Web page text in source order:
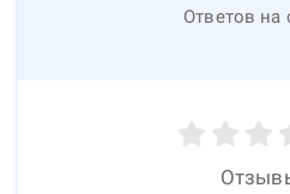
Ответов на